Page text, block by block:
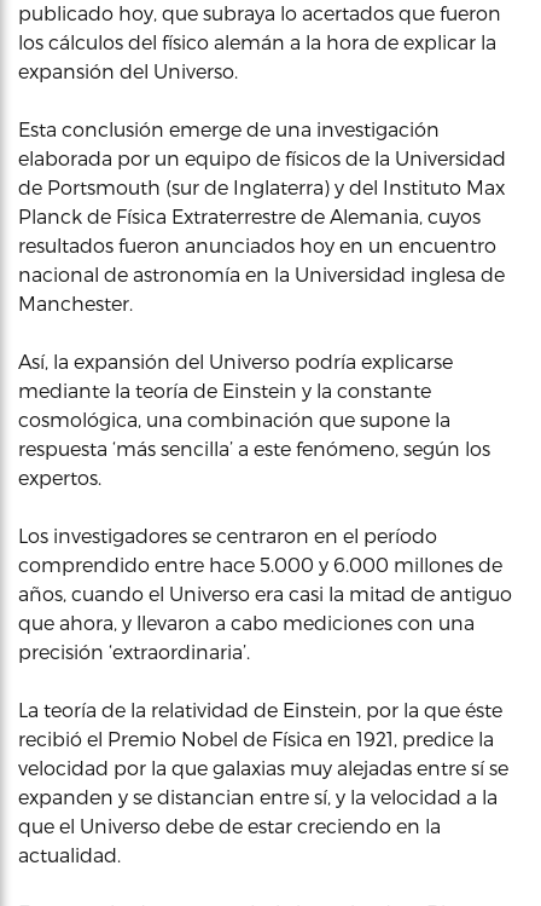
publicado hoy, que subraya lo acertados que fueron
los cálculos del físico alemán a la hora de explicar la
expansión del Universo.
Esta conclusión emerge de una investigación
elaborada por un equipo de físicos de la Universidad
de Portsmouth (sur de Inglaterra) y del Instituto Max
Planck de Física Extraterrestre de Alemania, cuyos
resultados fueron anunciados hoy en un encuentro
nacional de astronomía en la Universidad inglesa de
Manchester.
Así, la expansión del Universo podría explicarse
mediante la teoría de Einstein y la constante
cosmológica, una combinación que supone la
respuesta ‘más sencilla’ a este fenómeno, según los
expertos.
Los investigadores se centraron en el período
comprendido entre hace 5.000 y 6.000 millones de
años, cuando el Universo era casi la mitad de antiguo
que ahora, y llevaron a cabo mediciones con una
precisión ‘extraordinaria’.
La teoría de la relatividad de Einstein, por la que éste
recibió el Premio Nobel de Física en 1921, predice la
velocidad por la que galaxias muy alejadas entre sí se
expanden y se distancian entre sí, y la velocidad a la
que el Universo debe de estar creciendo en la
actualidad.